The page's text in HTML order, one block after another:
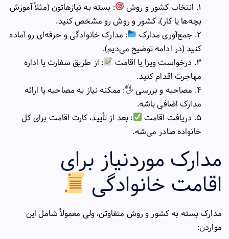
انتخاب کشور و روش
: بسته به نیازهاتون (مثلاً آموزش
بچه‌ها یا کار)، کشور و روش رو مشخص کنید.
جمع‌آوری مدارک
: مدارک خانوادگی و حرفه‌ای رو آماده
کنید (در ادامه توضیح می‌دیم).
درخواست ویزا یا اقامت
: از طریق سفارت یا اداره
مهاجرت اقدام کنید.
مصاحبه و بررسی🖐️: ممکنه نیاز به مصاحبه یا ارائه
مدارک اضافی باشه.
دریافت اقامت
: بعد از تأیید، کارت اقامت برای کل
خانواده صادر می‌شه.
مدارک موردنیاز برای
اقامت خانوادگی
مدارک بسته به کشور و روش متفاوتن، ولی معمولاً شامل این
مواردن: